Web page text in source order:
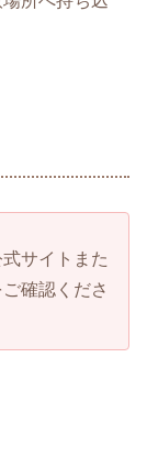
サイトまた
確認くださ